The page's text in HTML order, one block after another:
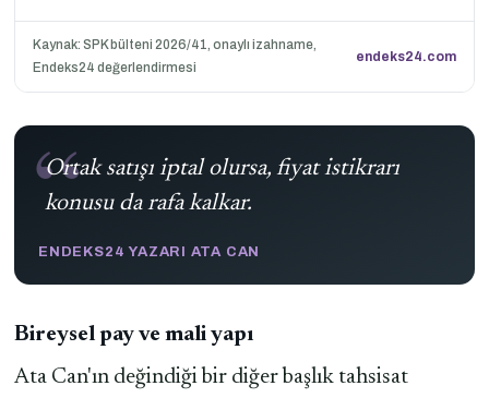
Kaynak: SPK bülteni 2026/41, onaylı izahname,
Endeks24 değerlendirmesi
endeks24.com
Ortak satışı iptal olursa, fiyat istikrarı
konusu da rafa kalkar.
ENDEKS24 YAZARI ATA CAN
Bireysel pay ve mali yapı
Ata Can'ın değindiği bir diğer başlık tahsisat